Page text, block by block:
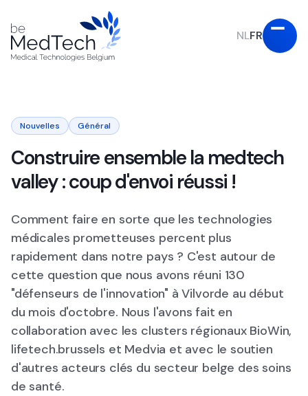
NLFR
Nouvelles Général
Construire ensemble la medtech
valley : coup d'envoi réussi !
Comment faire en sorte que les technologies
médicales prometteuses percent plus
rapidement dans notre pays ? C'est autour de
cette question que nous avons réuni 130
"défenseurs de l'innovation" à Vilvorde au début
du mois d'octobre. Nous l'avons fait en
collaboration avec les clusters régionaux BioWin,
lifetech.brussels et Medvia et avec le soutien
d'autres acteurs clés du secteur belge des soins
de santé.